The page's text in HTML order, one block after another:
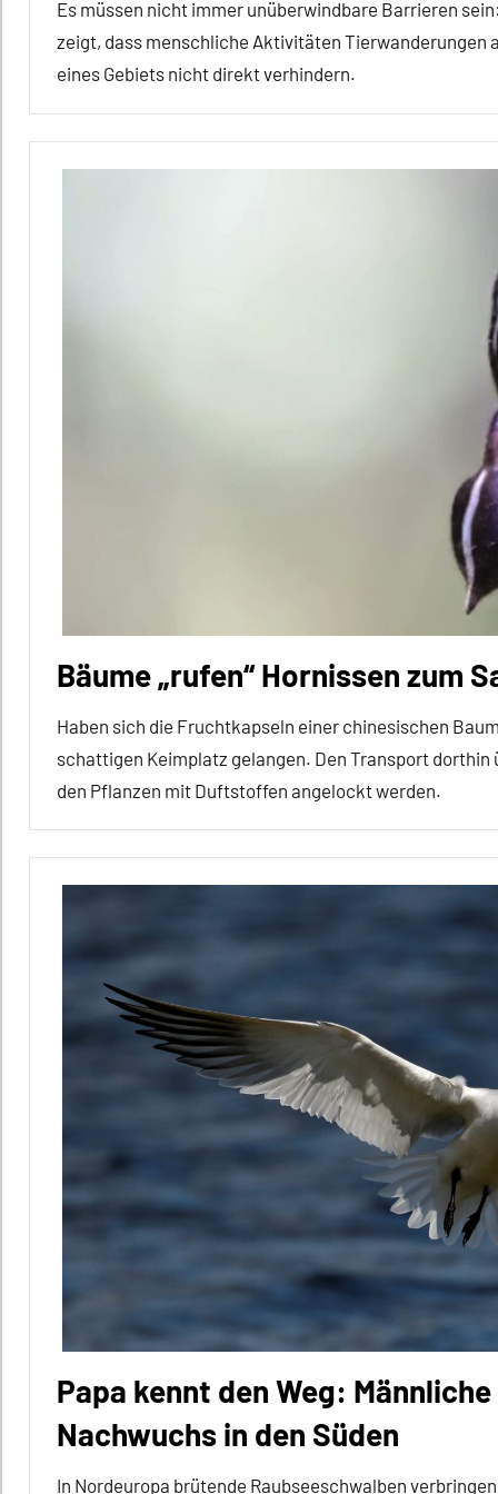
Wirbeltiere
Es müssen nicht immer unüberwindbare Barrieren
zeigt, dass menschliche Aktivitäten Tierwanderungen
eines Gebiets nicht direkt verhindern.
Alle
Artikel
anthropogene
Säugetiere
Wirbeltiere
Bäume „rufen“ Hornissen zum
Haben sich die Fruchtkapseln einer chinesischen
schattigen Keimplatz gelangen. Den Transport
den Pflanzen mit Duftstoffen angelockt werden.
Alle
Themen
Tiergruppen
aktuell
Insekten
Inter-
Sinne
Wirbellose
Papa kennt den Weg:
Nachwuchs in den Süden
In Nordeuropa brütende Raubseeschwalben